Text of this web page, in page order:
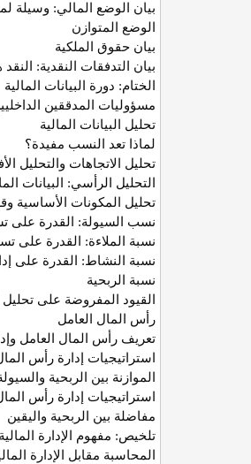
بيان الوضع المالي: وسيلة
الوضع المتوازن
بيان حقوق الملكية
بيان التدفقات النقدية: النقد
الختام: دورة البيانات المالية
مسؤوليات المدققين
تحليل البيانات المالية
لماذا تعد النسب مفيدة؟
تحليل الاتجاهات والتحليل
التحليل الرأسي: البيانات
تحليل المكونات الأساسية
نسب السيولة: القدرة على
نسبة الملاءة: القدرة على
نسبة النشاط: القدرة على
نسبة الربحية
القيود المفروضة على تحليل
رأس المال العامل
تعريف رأس المال العامل
استراتيجيات إدارة رأس
الموازنة بين الربحية
استراتيجيات إدارة رأس
مفاضلة بين الربحية واليقين
تلخيص: مفهوم الإدارة المالية
المحاسبة مقابل الإدارة